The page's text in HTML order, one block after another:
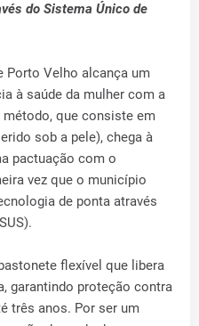
do Sistema Único de
Porto Velho alcança um
à saúde da mulher com a
que consiste em
sob a pele), chega à
pactuação com o
vez que o município
de ponta através
flexível que libera
garantindo proteção contra
três anos. Por ser um